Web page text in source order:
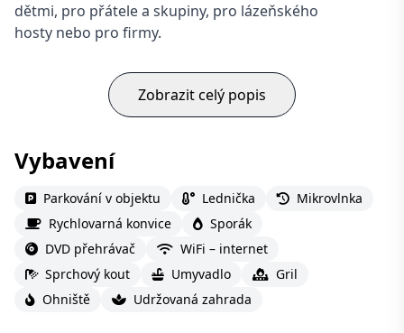
dětmi, pro přátele a skupiny, pro lázeňského
hosty nebo pro firmy.
Zobrazit celý popis
Vybavení
Parkování v objektu Lednička
Mikrovlnka
Rychlovarná konvice
Sporák
DVD přehrávač
WiFi – internet
Sprchový kout
Umyvadlo
Gril
Ohniště
Udržovaná zahrada